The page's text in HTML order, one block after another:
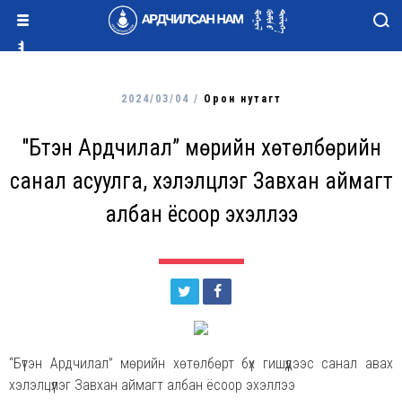
2024/03/04 / Орон нутагт
"Бүтэн Ардчилал” мөрийн хөтөлбөрийн
санал асуулга, хэлэлцүүлэг Завхан аймагт
албан ёсоор эхэллээ
“Бүтэн Ардчилал” мөрийн хөтөлбөрт бүх гишүүдээс санал авах
хэлэлцүүлэг Завхан аймагт албан ёсоор эхэллээ